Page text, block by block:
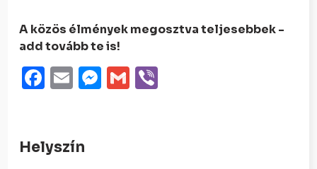
A közös élmények megosztva teljesebbek -
add tovább te is!
Facebook
EmailMessenger
Gmail
Helyszín